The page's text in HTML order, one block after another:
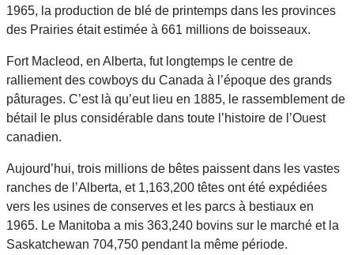
1965, la production de blé de printemps dans les provinces
des Prairies était estimée à 661 millions de boisseaux.
Fort Macleod, en Alberta, fut longtemps le centre de
ralliement des cowboys du Canada à l’époque des grands
pâturages. C’est là qu’eut lieu en 1885, le rassemblement de
bétail le plus considérable dans toute l’histoire de l’Ouest
canadien.
Aujourd’hui, trois millions de bêtes paissent dans les vastes
ranches de l’Alberta, et 1,163,200 têtes ont été expédiées
vers les usines de conserves et les parcs à bestiaux en
1965. Le Manitoba a mis 363,240 bovins sur le marché et la
Saskatchewan 704,750 pendant la même période.